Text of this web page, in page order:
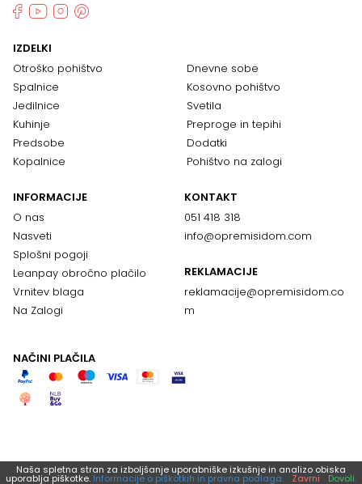
IZDELKI
Otroško pohištvo
Spalnice
Jedilnice
Kuhinje
Predsobe
Kopalnice
Dnevne sobe
Kosovno pohištvo
Svetila
Preproge in tepihi
Dodatki
Pohištvo na zalogi
INFORMACIJE
O nas
Nasveti
Splošni pogoji
Leanpay obročno plačilo
Vrnitev blaga
Na Zalogi
KONTAKT
051 418 318
info@opremisidom.com
REKLAMACIJE
reklamacije@opremisidom.co
m
NAČINI PLAČILA
Naša spletna stran za izboljšanje uporabniške izkušnje in analizo obiska
uporablja piškotke. Informacije o piškotkih in pravna podlaga. Zavrni Dovoli.